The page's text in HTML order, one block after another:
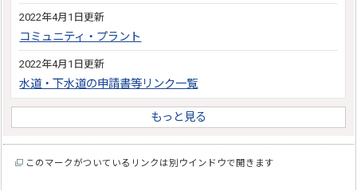
2022年4月1日更新
コミュニティ・プラント
2022年4月1日更新
水道・下水道の申請書等リンク一覧
もっと見る
このマークがついているリンクは別ウインドウで開きます